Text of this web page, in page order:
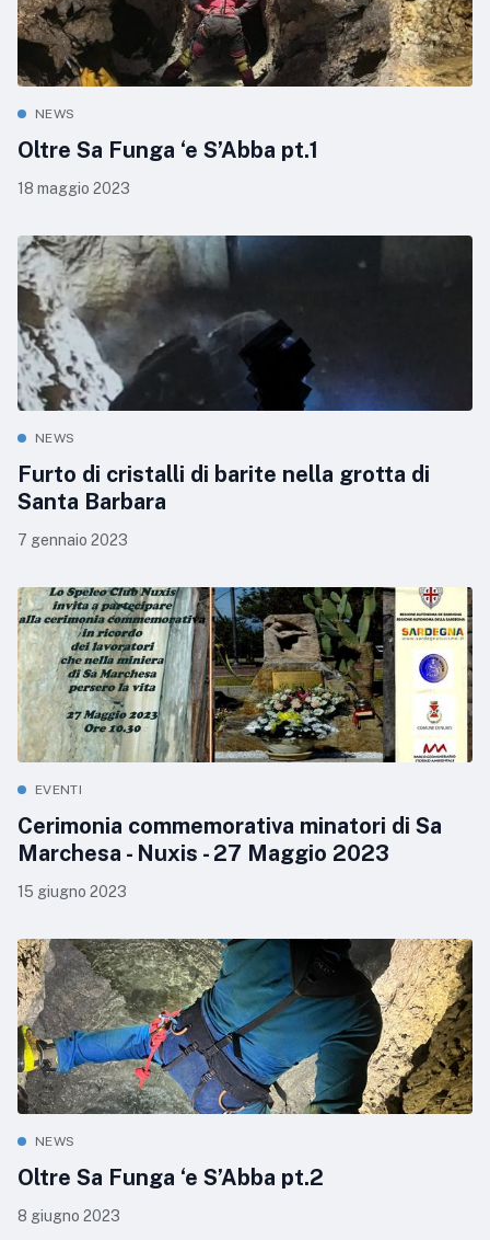
NEWS
Oltre Sa Funga ‘e S’Abba pt.1
18 maggio 2023
NEWS
Furto di cristalli di barite nella grotta di
Santa Barbara
7 gennaio 2023
EVENTI
Cerimonia commemorativa minatori di Sa
Marchesa - Nuxis - 27 Maggio 2023
15 giugno 2023
NEWS
Oltre Sa Funga ‘e S’Abba pt.2
8 giugno 2023